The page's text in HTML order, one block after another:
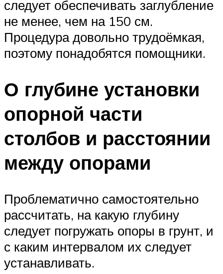
следует обеспечивать заглубление
не менее, чем на 150 см.
Процедура довольно трудоёмкая,
поэтому понадобятся помощники.
О глубине установки
опорной части
столбов и расстоянии
между опорами
Проблематично самостоятельно
рассчитать, на какую глубину
следует погружать опоры в грунт, и
с каким интервалом их следует
устанавливать.